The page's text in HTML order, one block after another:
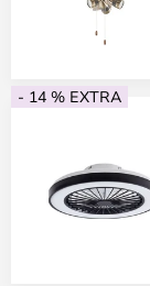
- 14 % EXTRA